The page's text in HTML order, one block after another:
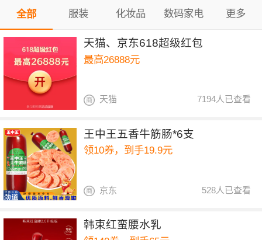
全部 服装 化妆品 数码家电 更多
天猫、京东618超级红包
最高26888元
7194人已查看
天猫
王中王五香牛筋肠*6支
领10券，到手19.9元
528人已查看
京东
韩束红蛮腰水乳